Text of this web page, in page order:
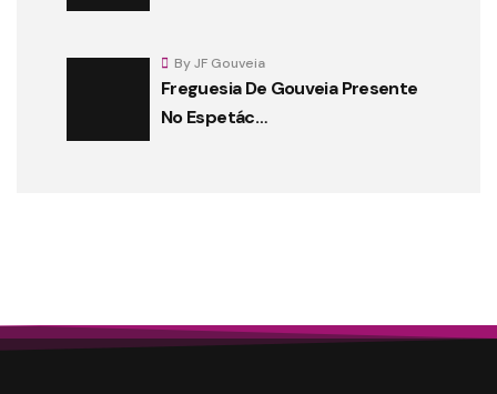
Freguesia De Gouveia Presente
No Espetác…
By JF Gouveia